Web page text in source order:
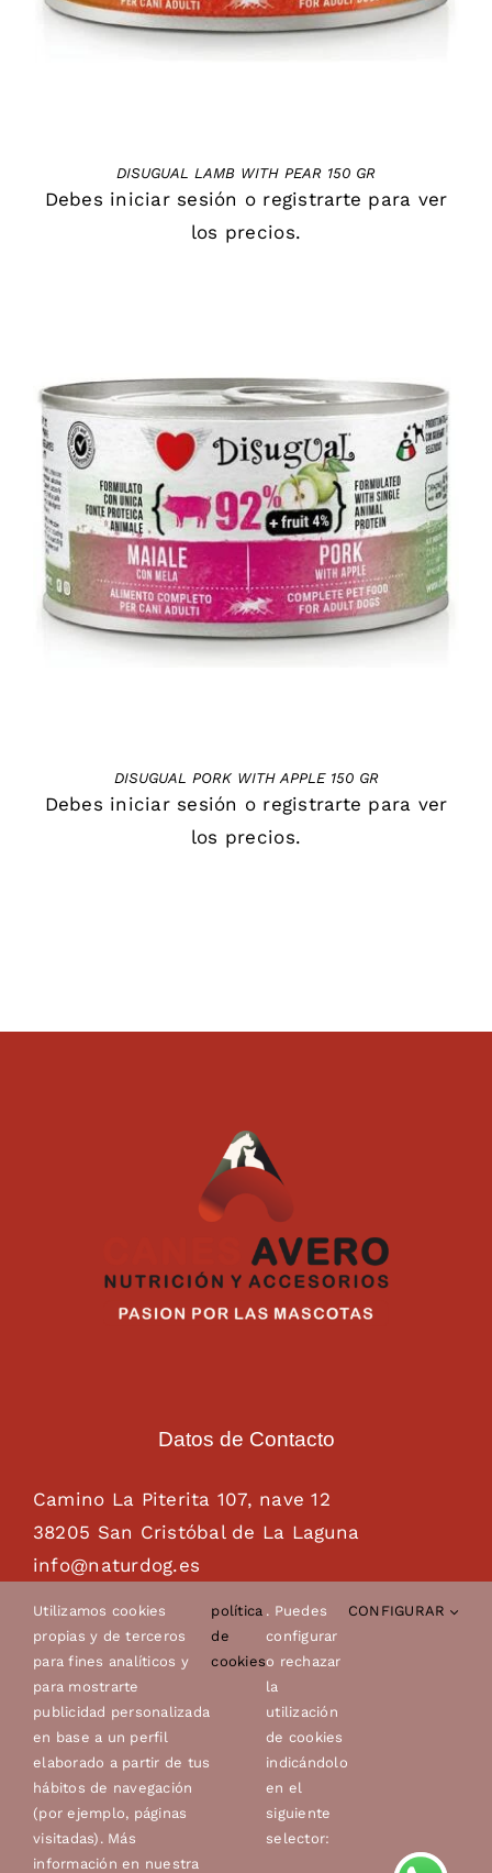
DISUGUAL LAMB WITH PEAR 150 GR
Debes iniciar sesión o registrarte para ver
los precios.
DETAILS
DISUGUAL PORK WITH APPLE 150 GR
Debes iniciar sesión o registrarte para ver
los precios.
Datos de Contacto
Camino La Piterita 107, nave 12
38205 San Cristóbal de La Laguna
info@naturdog.es
Tel. 922 89 85 89 – 681 28 85 26
© Copyright 2022 - 2026 | Canes Avero, s.l.u. |Aviso
Utilizamos cookies
propias y de terceros
para fines analíticos y
para mostrarte
publicidad personalizada
en base a un perfil
elaborado a partir de tus
hábitos de navegación
(por ejemplo, páginas
visitadas). Más
información en nuestra
política
de
cookies
. Puedes
configurar
o rechazar
la
utilización
de cookies
indicándolo
en el
siguiente
selector:
CONFIGURAR